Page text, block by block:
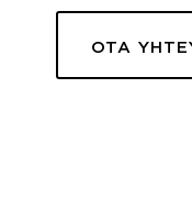
OTA